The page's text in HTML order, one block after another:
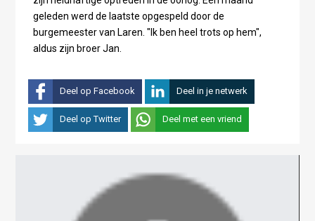
geleden werd de laatste opgespeld door de
burgemeester van Laren. "Ik ben heel trots op hem",
aldus zijn broer Jan.
Deel op Facebook Deel in je netwerk
Deel op Twitter Deel met een vriend